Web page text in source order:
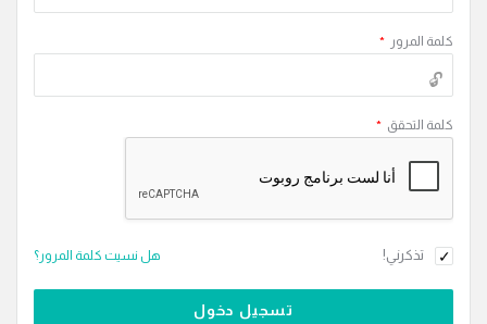
كلمة المرور *
كلمة التحقق *
تذكرني! هل نسيت كلمة المرور؟